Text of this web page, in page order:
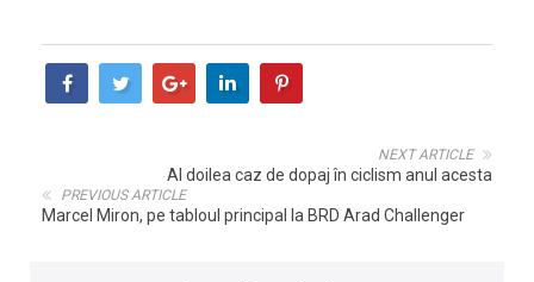
NEXT ARTICLE
Al doilea caz de dopaj în ciclism anul acesta
PREVIOUS ARTICLE
Marcel Miron, pe tabloul principal la BRD Arad Challenger